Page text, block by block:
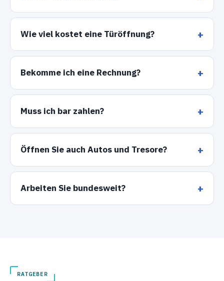
Wie viel kostet eine Türöffnung?
Bekomme ich eine Rechnung?
Muss ich bar zahlen?
Öffnen Sie auch Autos und Tresore?
Arbeiten Sie bundesweit?
RATGEBER